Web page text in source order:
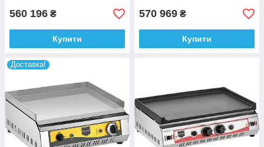
560 196 ₴
Купити
570 969 ₴
Купити
Доставка!